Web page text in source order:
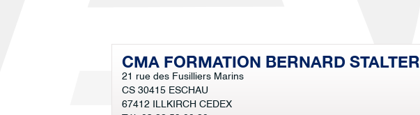
CMA FORMATION BERNARD
21 rue des Fusilliers Marins
CS 30415 ESCHAU
67412 ILLKIRCH CEDEX